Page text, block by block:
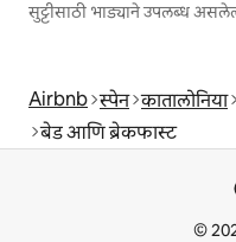
Airbnb स्पेन कातालोनिया
बेड आणि ब्रेकफास्ट
©